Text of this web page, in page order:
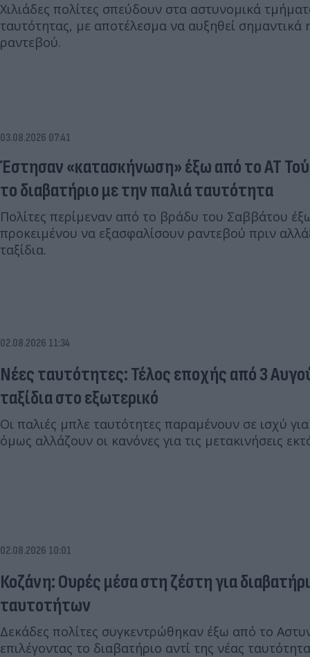
Χιλιάδες πολίτες σπεύδουν στα αστυνομικά
ταυτότητας, με αποτέλεσμα να αυξηθεί σημαντικά
ραντεβού.
03.08.2026 07:41
Έστησαν «κατασκήνωση» έξω από το ΑΤ
το διαβατήριο με την παλιά ταυτότητα
Πολίτες περίμεναν από το βράδυ του Σαββάτου
προκειμένου να εξασφαλίσουν ραντεβού πριν
ταξίδια.
02.08.2026 11:34
Νέες ταυτότητες: Τέλος εποχής από 3
ταξίδια στο εξωτερικό
Οι παλιές μπλε ταυτότητες παραμένουν σε ισχύ
όμως αλλάζουν οι κανόνες για τις μετακινήσεις
02.08.2026 10:01
Κοζάνη: Ουρές μέσα στη ζέστη για
ταυτοτήτων
Δεκάδες πολίτες συγκεντρώθηκαν έξω από το
επιλέγοντας το διαβατήριο αντί της νέας